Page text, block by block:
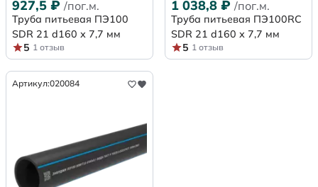
927,5 ₽ /пог.м.
Труба питьевая ПЭ100
SDR 21 d160 х 7,7 мм
5 1 отзыв
1 038,8 ₽ /пог.м.
Труба питьевая ПЭ100RC
SDR 21 d160 х 7,7 мм
5 1 отзыв
Артикул:020084